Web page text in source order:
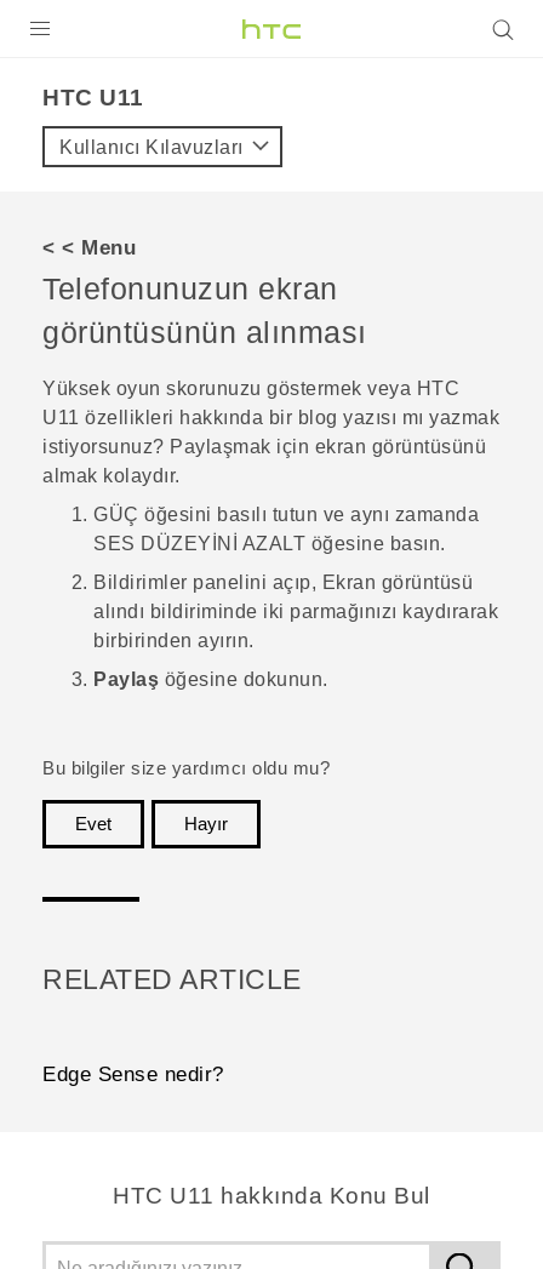
VIVE
VIVERSE
DESTEK
HTC U11‎
Kullanıcı Kılavuzları
< < Menu
Telefonunuzun ekran
görüntüsünün alınması
Yüksek oyun skorunuzu göstermek veya HTC
U11 özellikleri hakkında bir blog yazısı mı yazmak
istiyorsunuz? Paylaşmak için ekran görüntüsünü
almak kolaydır.
GÜÇ öğesini basılı tutun ve aynı zamanda
SES DÜZEYİNİ AZALT öğesine basın.
Bildirimler panelini açıp, Ekran görüntüsü
alındı bildiriminde iki parmağınızı kaydırarak
birbirinden ayırın.
Paylaş öğesine dokunun.
Bu bilgiler size yardımcı oldu mu?
Evet
Hayır
RELATED ARTICLE
Edge Sense nedir?
HTC U11 hakkında Konu Bul